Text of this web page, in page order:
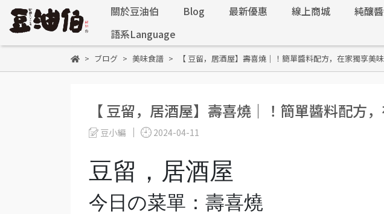
關於豆油伯 Blog 最新優惠 線上商城 純釀
語系Language
ブログ 美味食譜 【 豆留，居酒屋】壽喜燒｜！簡單醬料配方，在家獨享美味
【 豆留，居酒屋】壽喜燒｜！簡單醬料配方
豆小編 2024-04-11
豆留，居酒屋
今日の菜單：壽喜燒